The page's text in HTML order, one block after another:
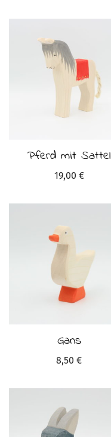
Pferd mit Sattel
19,00 €
Gans
8,50 €